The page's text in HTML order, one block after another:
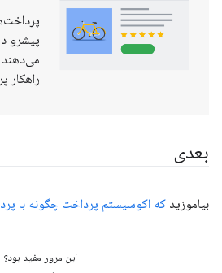
پیشرو
می‌دهند
راهکار
بعدی
بیاموزید که اکوسیستم پرداخت چگونه با
این مرور مفید بود؟